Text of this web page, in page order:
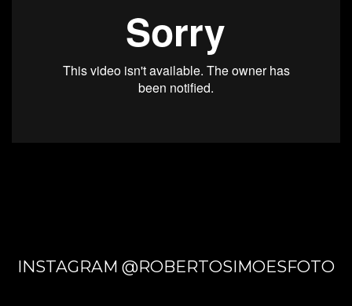
E
INSTAGRAM @ROBERTOSIMOESFOTO